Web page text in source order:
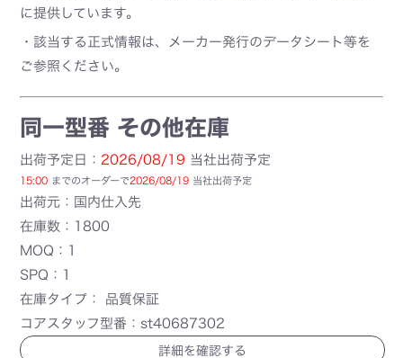
に提供しています。
・該当する正式情報は、メーカー発行のデータシート等を
ご参照ください。
同一型番 その他在庫
出荷予定日： 2026/08/19 当社出荷予定
15:00 までのオーダーで2026/08/19 当社出荷予定
出荷元：国内仕入先
在庫数：1800
MOQ：1
SPQ：1
在庫タイプ： 品質保証
コアスタッフ型番：st40687302
詳細を確認する